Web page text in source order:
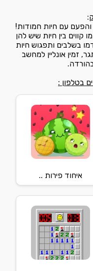
:
עם חיות חמודות!
תתחמו קווים בין חיות שיש להן
בשלבים ותפגוש חיות
זמין אונליין למחשב
בטלפון :
איחוד פירות ..